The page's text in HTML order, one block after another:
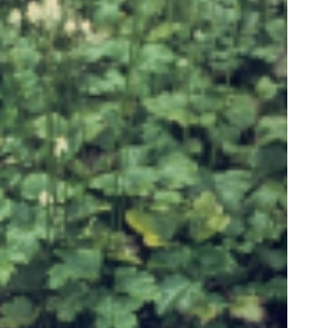
Zilverkaars
Cimicifuga acerina